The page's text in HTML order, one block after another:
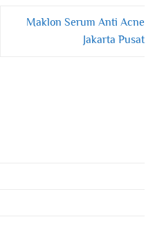
Maklon Serum Anti Acne
Jakarta Pusat